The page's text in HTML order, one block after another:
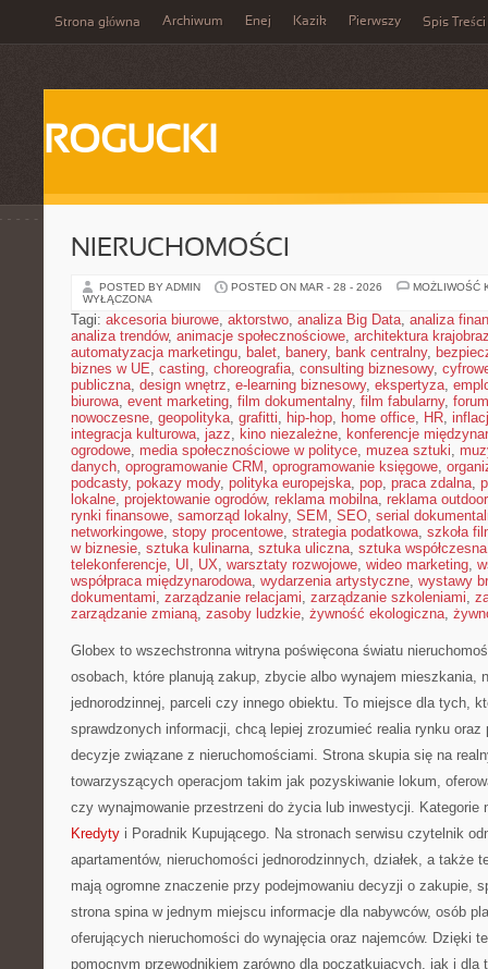
Strona główna Archiwum Enej Kazik Pierwszy Spis Treści
ROGUCKI
NIERUCHOMOŚCI
POSTED BY ADMIN POSTED ON MAR - 28 - 2026
MOŻLIWOŚĆ
WYŁĄCZONA
Tagi: akcesoria biurowe, aktorstwo, analiza Big Data, analiza
analiza trendów, animacje społecznościowe, architektura
automatyzacja marketingu, balet, banery, bank centralny,
biznes w UE, casting, choreografia, consulting biznesowy,
publiczna, design wnętrz, e-learning biznesowy, ekspertyza,
biurowa, event marketing, film dokumentalny, film fabularny,
nowoczesne, geopolityka, grafitti, hip-hop, home office, HR,
integracja kulturowa, jazz, kino niezależne, konferencje
ogrodowe, media społecznościowe w polityce, muzea sztuki,
danych, oprogramowanie CRM , oprogramowanie księgowe,
podcasty, pokazy mody, polityka europejska, pop, praca zdalna,
lokalne, projektowanie ogrodów, reklama mobilna, reklama outdoor
rynki finansowe, samorząd lokalny, SEM , SEO, serial
networkingowe, stopy procentowe, strategia podatkowa, szkoła
w biznesie, sztuka kulinarna, sztuka uliczna, sztuka współczesna
telekonferencje, UI , UX, warsztaty rozwojowe, wideo marketing,
współpraca międzynarodowa, wydarzenia artystyczne, wystawy
dokumentami, zarządzanie relacjami, zarządzanie szkoleniami,
zarządzanie zmianą, zasoby ludzkie, żywność ekologiczna,
Globex to wszechstronna witryna poświęcona światu
osobach, które planują zakup, zbycie albo wynajem mieszkania,
jednorodzinnej, parceli czy innego obiektu. To miejsce dla tych,
sprawdzonych informacji, chcą lepiej zrozumieć realia rynku oraz
decyzje związane z nieruchomościami. Strona skupia się na
towarzyszących operacjom takim jak pozyskiwanie lokum,
czy wynajmowanie przestrzeni do życia lub inwestycji. Kategorie
Kredyty i Poradnik Kupującego. Na stronach serwisu czytelnik
apartamentów, nieruchomości jednorodzinnych, działek, a także
mają ogromne znaczenie przy podejmowaniu decyzji o zakupie,
strona spina w jednym miejscu informacje dla nabywców, osób
oferujących nieruchomości do wynajęcia oraz najemców. Dzięki
pomocnym przewodnikiem zarówno dla początkujących, jak i